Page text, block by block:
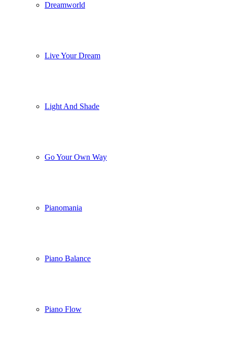
Dreamworld
Live Your Dream
Light And Shade
Go Your Own Way
Pianomania
Piano Balance
Piano Flow